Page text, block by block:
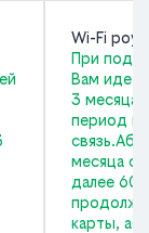
Wi-Fi
При
Вам идет
3 месяца
период
месяца
далее
карты,